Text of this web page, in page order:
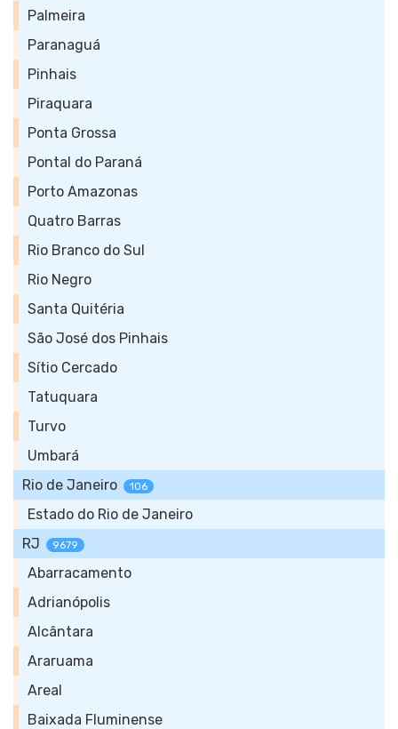
Palmeira
Paranaguá
Pinhais
Piraquara
Ponta Grossa
Pontal do Paraná
Porto Amazonas
Quatro Barras
Rio Branco do Sul
Rio Negro
Santa Quitéria
São José dos Pinhais
Sítio Cercado
Tatuquara
Turvo
Umbará
Rio de Janeiro
106
Estado do Rio de Janeiro
RJ
9679
Abarracamento
Adrianópolis
Alcântara
Araruama
Areal
Baixada Fluminense